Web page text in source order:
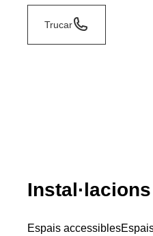
Trucar
Instal·lacions
Espais accessibles